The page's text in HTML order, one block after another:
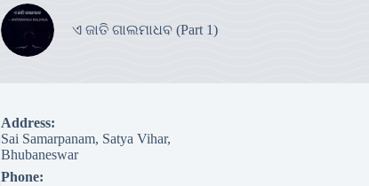
ଏ ଜାତି ଗାଲମାଧବ (Part 1)
Address:
Sai Samarpanam, Satya Vihar,
Bhubaneswar
Phone: